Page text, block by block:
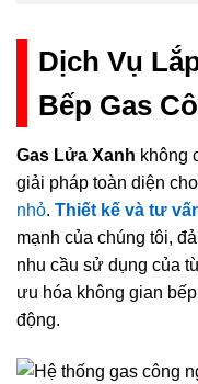
Dịch Vụ
Bếp Gas
Gas Lửa Xanh không
giải pháp toàn diện
nhỏ. Thiết kế và tư
mạnh của chúng tôi,
nhu cầu sử dụng của
ưu hóa không gian
động.